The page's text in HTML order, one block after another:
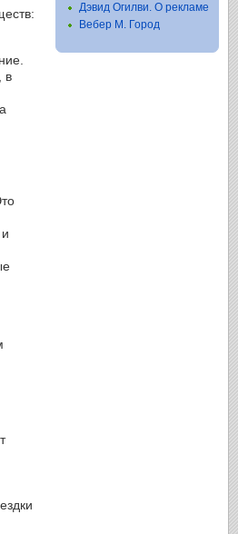
в
Дэвид Огилви. О рекламе
Вебер М. Город